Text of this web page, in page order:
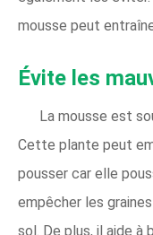
mousse peut
Évite les
La mousse est
Cette plante peut
pousser car elle
empêcher les
sol. De plus, il aide à